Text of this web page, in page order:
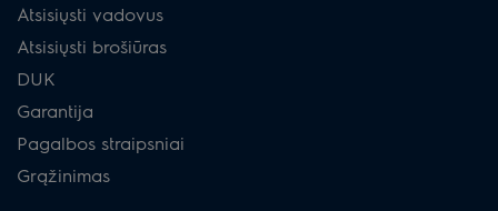
Atsisiųsti vadovus
Atsisiųsti brošiūras
DUK
Garantija
Pagalbos straipsniai
Grąžinimas